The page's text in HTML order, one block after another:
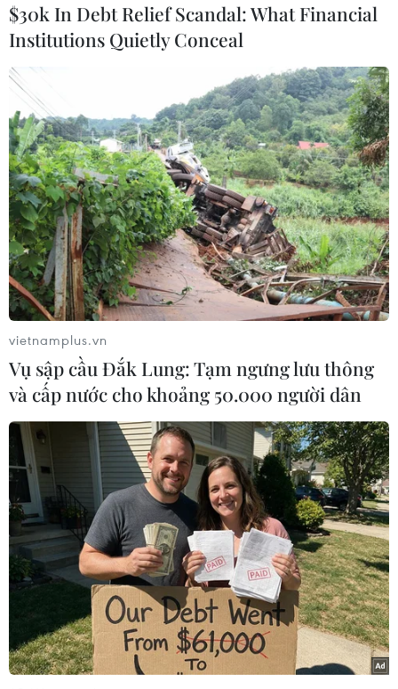
$30k In Debt Relief Scandal: What Financial
Institutions Quietly Conceal
vietnamplus.vn
Vụ sập cầu Đắk Lung: Tạm ngưng lưu thông
và cấp nước cho khoảng 50.000 người dân